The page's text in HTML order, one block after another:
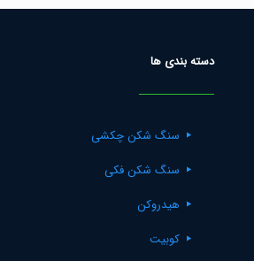
دسته بندی ها
سنگ شکن چکشی
سنگ شکن فکی
هیدروکن
کوبیت